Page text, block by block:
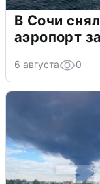
В Сочи
аэропорт
6 августа 0